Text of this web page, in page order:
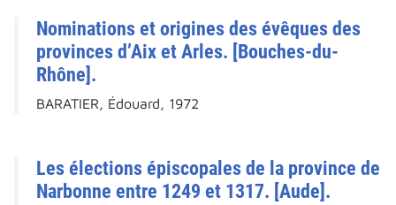
Nominations et origines des évêques des
provinces d’Aix et Arles. [Bouches-du-
Rhône].
BARATIER, Édouard, 1972
Les élections épiscopales de la province de
Narbonne entre 1249 et 1317. [Aude].